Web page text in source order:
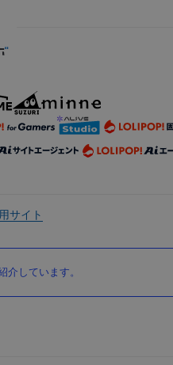
サイト
しています。